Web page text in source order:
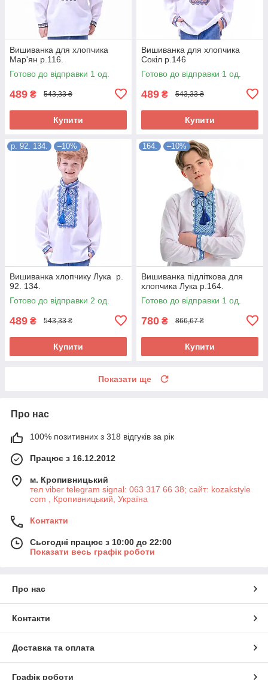
Вишиванка для хлопчика
Мар'ян р.116.
Готово до відправки 1 од.
489 ₴ 543,33 ₴
Купити
Вишиванка для хлопчика
Сокіл р.146
Готово до відправки 1 од.
489 ₴ 543,33 ₴
Купити
р. 92. 134. –10%
Вишиванка хлопчику Лука р.
92. 134.
Готово до відправки 2 од.
489 ₴ 543,33 ₴
Купити
164. –10%
Вишиванка підліткова для
хлопчика Лука р.164.
Готово до відправки 1 од.
780 ₴ 866,67 ₴
Купити
Показати ще
Про нас
100% позитивних з 318 відгуків за рік
Працює з 16.12.2012
м. Кропивницький
тел viber telegram signal: 063 317 66 38; сайт: kozakstyle
com , Кропивницький, Україна
Контакти
Сьогодні працює з 10:00 до 22:00
Показати весь графік роботи
Про нас
Контакти
Доставка та оплата
Графік роботи